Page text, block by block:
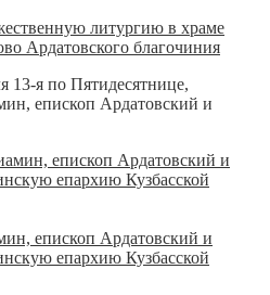
литургию в храме
Ардатовского благочиния
13-я по Пятидесятнице,
епископ Ардатовский и
епископ Ардатовский и
епархию Кузбасской